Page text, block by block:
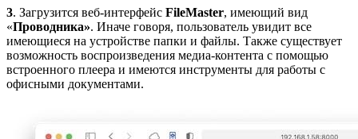
3. Загрузится веб-интерфейс FileMaster, имеющий вид
«Проводника». Иначе говоря, пользователь увидит все
имеющиеся на устройстве папки и файлы. Также существует
возможность воспроизведения медиа-контента с помощью
встроенного плеера и имеются инструменты для работы с
офисными документами.